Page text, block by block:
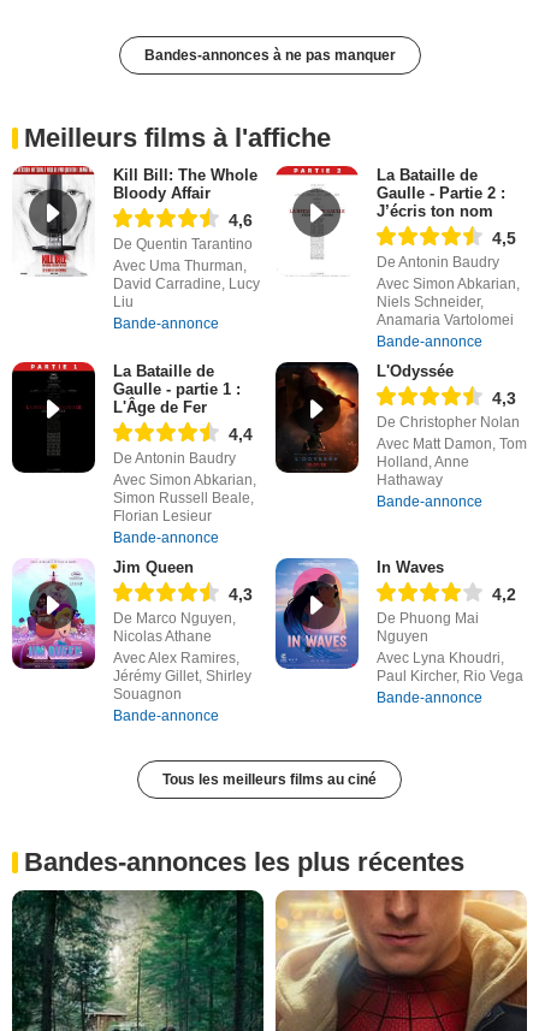
Bandes-annonces à ne pas manquer
Meilleurs films à l'affiche
Kill Bill: The Whole
Bloody Affair
4,6
De Quentin Tarantino
Avec Uma Thurman,
David Carradine, Lucy
Liu
Bande-annonce
La Bataille de
Gaulle - Partie 2 :
J’écris ton nom
4,5
De Antonin Baudry
Avec Simon Abkarian,
Niels Schneider,
Anamaria Vartolomei
Bande-annonce
La Bataille de
Gaulle - partie 1 :
L'Âge de Fer
4,4
De Antonin Baudry
Avec Simon Abkarian,
Simon Russell Beale,
Florian Lesieur
Bande-annonce
L'Odyssée
4,3
De Christopher Nolan
Avec Matt Damon, Tom
Holland, Anne
Hathaway
Bande-annonce
Jim Queen
4,3
De Marco Nguyen,
Nicolas Athane
Avec Alex Ramires,
Jérémy Gillet, Shirley
Souagnon
Bande-annonce
In Waves
4,2
De Phuong Mai
Nguyen
Avec Lyna Khoudri,
Paul Kircher, Rio Vega
Bande-annonce
Tous les meilleurs films au ciné
Bandes-annonces les plus récentes